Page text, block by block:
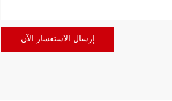
إرسال الاستفسار الآن